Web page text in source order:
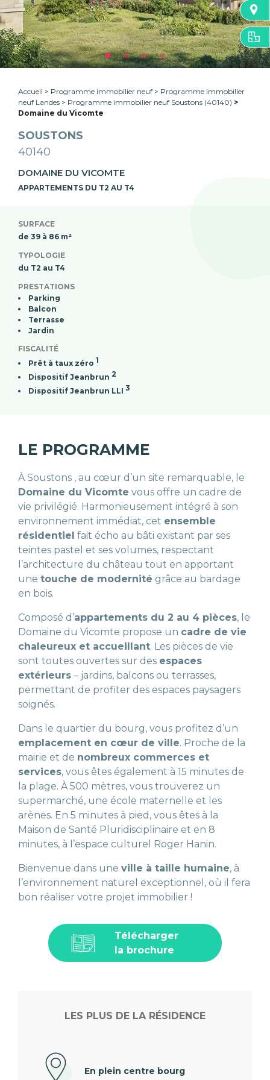
Accueil Programme immobilier neuf
Programme immobilier
neuf Landes
Programme immobilier neuf Soustons (40140)
Domaine du Vicomte
SOUSTONS
40140
DOMAINE DU VICOMTE
APPARTEMENTS DU T2 AU T4
SURFACE
de 39 à 86 m²
TYPOLOGIE
du T2 au T4
PRESTATIONS
Parking
Balcon
Terrasse
Jardin
FISCALITÉ
Prêt à taux zéro 1
Dispositif Jeanbrun 2
Dispositif Jeanbrun LLI 3
LE PROGRAMME
À Soustons , au cœur d’un site remarquable, le
Domaine du Vicomte vous offre un cadre de
vie privilégié. Harmonieusement intégré à son
environnement immédiat, cet ensemble
résidentiel fait écho au bâti existant par ses
teintes pastel et ses volumes, respectant
l’architecture du château tout en apportant
une touche de modernité grâce au bardage
en bois.
Composé d’appartements du 2 au 4 pièces, le
Domaine du Vicomte propose un cadre de vie
chaleureux et accueillant. Les pièces de vie
sont toutes ouvertes sur des espaces
extérieurs – jardins, balcons ou terrasses,
permettant de profiter des espaces paysagers
soignés.
Dans le quartier du bourg, vous profitez d’un
emplacement en cœur de ville. Proche de la
mairie et de nombreux commerces et
services, vous êtes également à 15 minutes de
la plage. À 500 mètres, vous trouverez un
supermarché, une école maternelle et les
arènes. En 5 minutes à pied, vous êtes à la
Maison de Santé Pluridisciplinaire et en 8
minutes, à l’espace culturel Roger Hanin.
Bienvenue dans une ville à taille humaine, à
l’environnement naturel exceptionnel, où il fera
bon réaliser votre projet immobilier !
Télécharger
la brochure
LES PLUS DE LA RÉSIDENCE
En plein centre bourg